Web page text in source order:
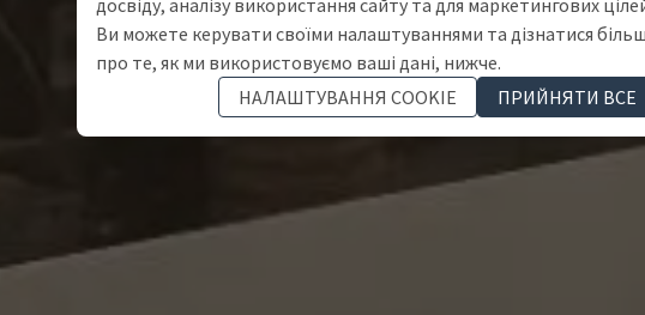
досвіду, аналізу використання сайту та для маркетингових
Ви можете керувати своїми налаштуваннями та дізнатися
про те, як ми використовуємо ваші дані, нижче.
НАЛАШТУВАННЯ COOKIE
ПРИЙНЯТИ ВСЕ